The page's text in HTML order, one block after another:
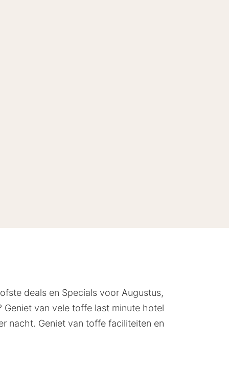
deals en Specials voor Augustus,
Geniet van vele toffe last minute hotel
nacht. Geniet van toffe faciliteiten en